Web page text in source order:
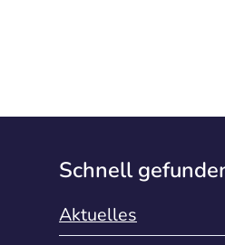
Schnell
Aktuelles